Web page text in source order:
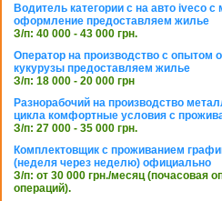
Водитель категории с на авто iveco
оформление предоставляем жилье
З/п: 40 000 - 43 000 грн.
Оператор на производство с опытом
кукурузы предоставляем жилье
З/п: 18 000 - 20 000 грн
Разнорабочий на производство
цикла комфортные условия с
З/п: 27 000 - 35 000 грн.
Комплектовщик с проживанием
(неделя через неделю) официально
З/п: от 30 000 грн./месяц (почасовая
операций).